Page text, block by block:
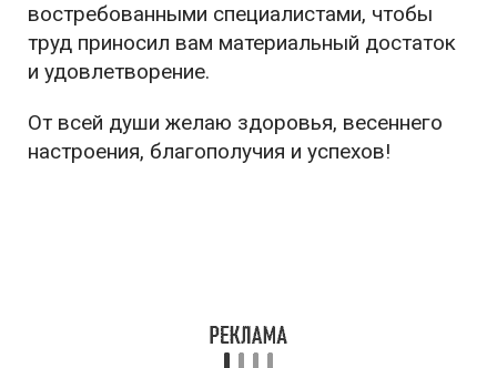
востребованными специалистами, чтобы
труд приносил вам материальный достаток
и удовлетворение.
От всей души желаю здоровья, весеннего
настроения, благополучия и успехов!